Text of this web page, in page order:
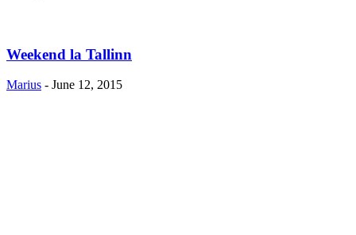
Weekend la Tallinn
Marius - June 12, 2015